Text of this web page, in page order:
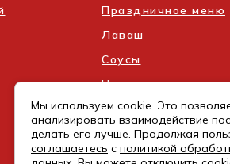
Праздничное меню
Лаваш
Соусы
Напитки
Мы используем cookie. Это
анализировать взаимодействие
делать его лучше. Продолжая
соглашаетесь с политикой